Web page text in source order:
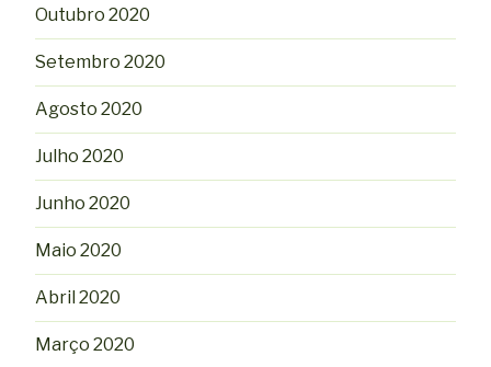
Outubro 2020
Setembro 2020
Agosto 2020
Julho 2020
Junho 2020
Maio 2020
Abril 2020
Março 2020